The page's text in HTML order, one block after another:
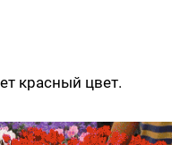
красный цвет.